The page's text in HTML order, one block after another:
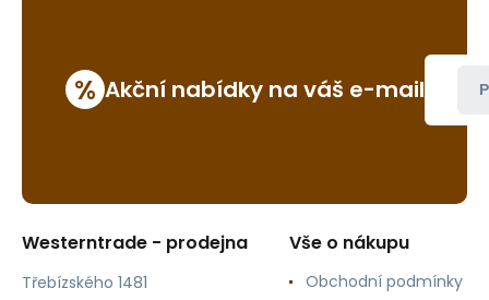
% Akční nabídky na váš e-mail
Westerntrade - prodejna
Třebízského 1481
Vše o nákupu
Obchodní podmínky